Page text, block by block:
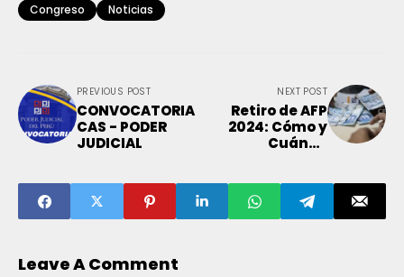
Congreso Noticias
PREVIOUS POST
CONVOCATORIA
CAS - PODER
JUDICIAL
NEXT POST
Retiro de AFP
2024: Cómo y
Cuándo
y Julio
Leave A Comment